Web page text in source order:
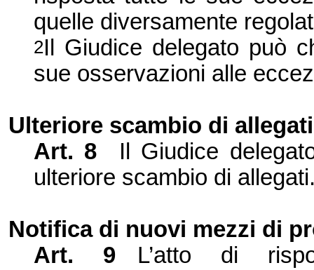
quelle diversamente
2Il Giudice delegato può
sue osservazioni alle
Ulteriore scambio di allegati
Art. 8
Il Giudice
ulteriore scambio di alle
Notifica di nuovi mezzi di
Art.
9
L’atto di